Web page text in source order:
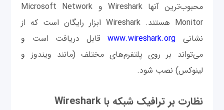
محبوب‌ترین آنها Wireshark و Microsoft Network
Monitor هستند. Wireshark ابزار رایگان است که از
نشانی www.wireshark.orgقابل دریافت است و
می‌تواند بر روی پلتفرم‌های مختلف (مانند ویندوز و
لینوکس) نصب شود.
نظارت بر ترافیک شبکه با Wireshark